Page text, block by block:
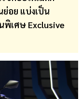
อย แบ่งเป็น
พิเศษ Exclusive